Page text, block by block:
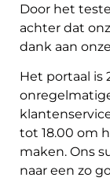
Door het
achter dat
dank aan onze
Het portaal is
tot 18.00 om
maken. Ons
naar een zo